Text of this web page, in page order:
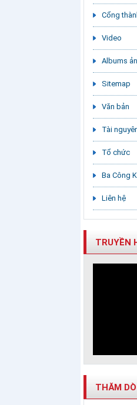
Cổng
Video
Albums
Sitemap
Văn bản
Tài
Tổ chức
Ba Công
Liên hệ
TRUYỀN
THĂM